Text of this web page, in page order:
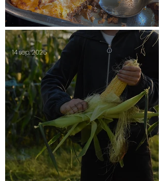
Shepherds paj
14 sep. 2025